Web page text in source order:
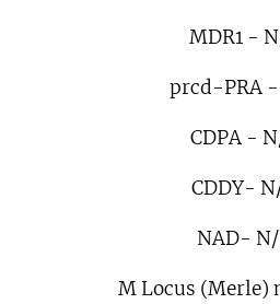
MDR1 -
prcd-PRA
CDPA -
CDDY-
NAD-
M Locus (Merle)